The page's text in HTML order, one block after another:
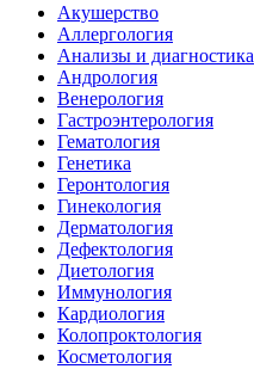
Акушерство
Аллергология
Анализы и диагностика
Андрология
Венерология
Гастроэнтерология
Гематология
Генетика
Геронтология
Гинекология
Дерматология
Дефектология
Диетология
Иммунология
Кардиология
Колопроктология
Косметология